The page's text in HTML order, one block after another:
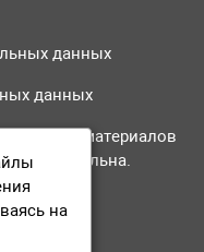
данных
данных
материалов
обязательна.
на